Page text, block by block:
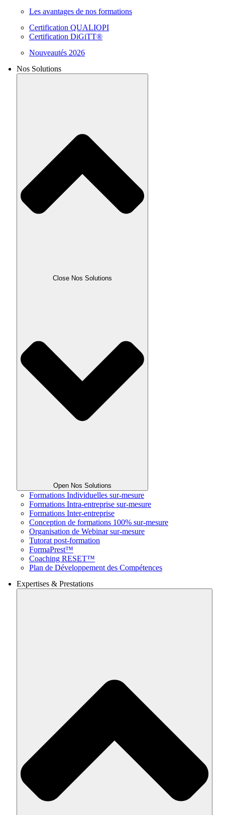
Les avantages de nos formations
Certification QUALIOPI
Certification DiGiTT®
Nouveautés 2026
Nos Solutions
Close Nos Solutions
Open Nos Solutions
Formations Individuelles sur-mesure
Formations Intra-entreprise sur-mesure
Formations Inter-entreprise
Conception de formations 100% sur-mesure
Organisation de Webinar sur-mesure
Tutorat post-formation
FormaPrest™
Coaching RESET™
Plan de Développement des Compétences
Expertises & Prestations